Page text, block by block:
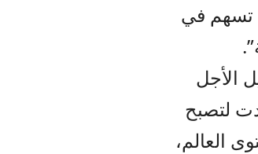
تسهم في
الأجل
لتصبح
العالم،